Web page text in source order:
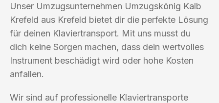
Unser Umzugsunternehmen Umzugskönig Kalb
Krefeld aus Krefeld bietet dir die perfekte Lösung
für deinen Klaviertransport. Mit uns musst du
dich keine Sorgen machen, dass dein wertvolles
Instrument beschädigt wird oder hohe Kosten
anfallen.
Wir sind auf professionelle Klaviertransporte